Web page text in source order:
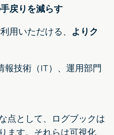
戻りを減らす
用いただける、 よりク
報技術（IT）、運用部門
点として、ログブックは
ます。それらは可視化、